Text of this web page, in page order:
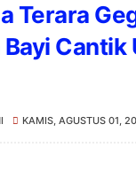
Terara
KAMIS, AGUSTUS 01,